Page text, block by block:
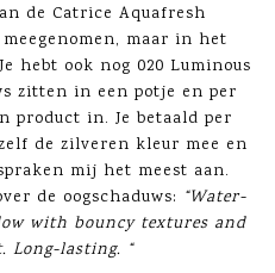
de Catrice Aquafresh
maar in het
hebt ook nog 020 Luminous
zitten in een potje en per
in. Je betaald per
de zilveren kleur mee en
mij het meest aan.
de oogschaduws: “Water-
with bouncy textures and
Long-lasting. “